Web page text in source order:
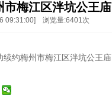
市梅江区泮坑公王庙
09:31:00] 浏览量:6401次
续约梅州市梅江区泮坑公王庙